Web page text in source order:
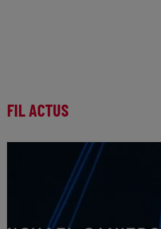
FIL ACTUS